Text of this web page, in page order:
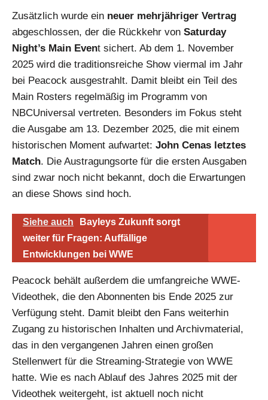
Zusätzlich wurde ein neuer mehrjähriger Vertrag
abgeschlossen, der die Rückkehr von Saturday
Night’s Main Event sichert. Ab dem 1. November
2025 wird die traditionsreiche Show viermal im Jahr
bei Peacock ausgestrahlt. Damit bleibt ein Teil des
Main Rosters regelmäßig im Programm von
NBCUniversal vertreten. Besonders im Fokus steht
die Ausgabe am 13. Dezember 2025, die mit einem
historischen Moment aufwartet: John Cenas letztes
Match. Die Austragungsorte für die ersten Ausgaben
sind zwar noch nicht bekannt, doch die Erwartungen
an diese Shows sind hoch.
Siehe auch
Bayleys Zukunft sorgt
weiter für Fragen: Auffällige
Entwicklungen bei WWE
Peacock behält außerdem die umfangreiche WWE-
Videothek, die den Abonnenten bis Ende 2025 zur
Verfügung steht. Damit bleibt den Fans weiterhin
Zugang zu historischen Inhalten und Archivmaterial,
das in den vergangenen Jahren einen großen
Stellenwert für die Streaming-Strategie von WWE
hatte. Wie es nach Ablauf des Jahres 2025 mit der
Videothek weitergeht, ist aktuell noch nicht